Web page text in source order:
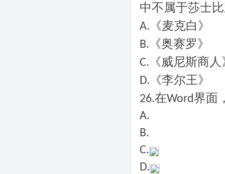
中不属于莎士
A. 《麦克白》
B. 《奥赛罗》
C. 《威尼斯商人
D. 《李尔王》
26.在Word界面
A.
B.
C.
D.